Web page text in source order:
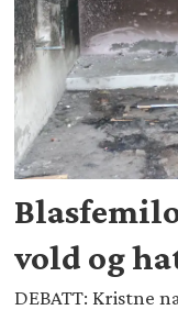
vold og
DEBATT: Kristne